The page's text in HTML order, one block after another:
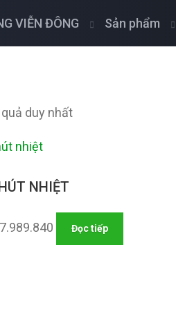
VIỄN ĐÔNG Sản phẩm
duy nhất
NHIỆT
Đọc tiếp